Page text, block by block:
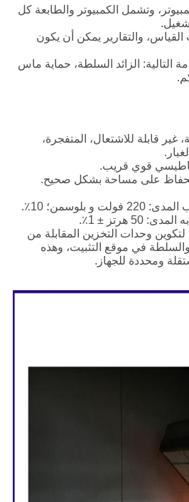
وتشمل الكمبيوتر والطابعة كل
القياس، والتقارير يمكن أن يكون
التالية: الزائد السلطة، حماية ماس
غير قابلة للاشتعال، المتفجرة،
وحدات التخزين المقابلة من
والسلطة في موقع التثبيت، وهذه
ومحددة للجهاز.